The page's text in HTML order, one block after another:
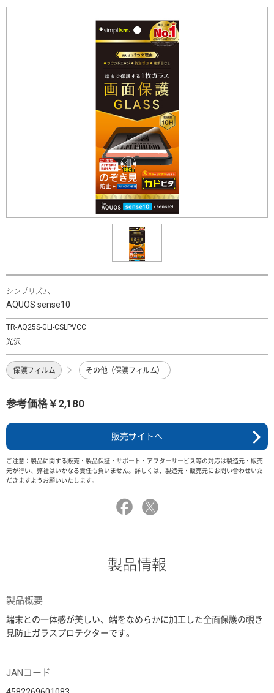
シンプリズム
AQUOS sense10
TR-AQ25S-GLI-CSLPVCC
光沢
保護フィルム その他（保護フィルム）
参考価格￥2,180
販売サイトへ
ご注意：製品に関する販売・製品保証・サポート・アフターサービス等の対応は製造元・販売
元が行い、弊社はいかなる責任も負いません。詳しくは、製造元・販売元にお問い合わせいた
だきますようお願いいたします。
製品情報
製品概要
端末との一体感が美しい、端をなめらかに加工した全面保護の覗き
見防止ガラスプロテクターです。
JANコード